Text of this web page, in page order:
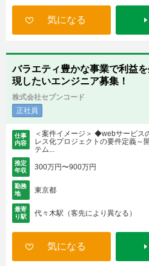
気になる
バラエティ豊かな事業で利益
現したいエンジニア募集！
株式会社セブンコード
正社員
仕事
内容
＜案件イメージ＞ ◆webサービス
レス化プロジェクトの要件定義～
テム...
推定
年収
300万円〜900万円
勤務
地
東京都
最寄
り駅
代々木駅（客先により異なる）
気になる